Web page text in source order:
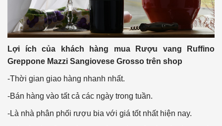
Lợi ích của khách hàng mua Rượu vang Ruffino
Greppone Mazzi Sangiovese Grosso trên shop
-Thời gian giao hàng nhanh nhất.
-Bán hàng vào tất cả các ngày trong tuần.
-Là nhà phân phối rượu bia với giá tốt nhất hiện nay.